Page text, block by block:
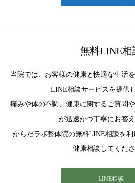
無料LINE相
当院では、お客様の健康と快適な生活
LINE相談サービスを提供
痛みや体の不調、健康に関するご質問
が迅速かつ丁寧にお答え
からだラボ整体院の無料LINE相談を
健康相談してくださ
LINE相談